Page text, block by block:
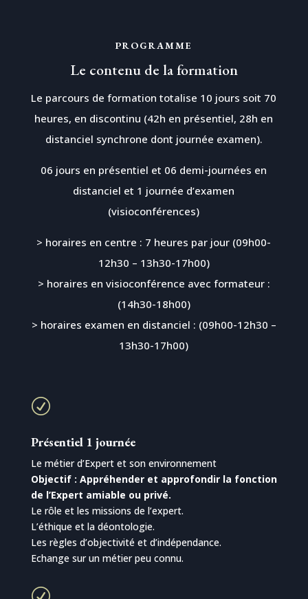
PROGRAMME
Le contenu de la formation
Le parcours de formation totalise 10 jours soit 70
heures, en discontinu (42h en présentiel, 28h en
distanciel synchrone dont journée examen).
06 jours en présentiel et 06 demi-journées en
distanciel et 1 journée d’examen
(visioconférences)
> horaires en centre : 7 heures par jour (09h00-
12h30 – 13h30-17h00)
> horaires en visioconférence avec formateur :
(14h30-18h00)
> horaires examen en distanciel : (09h00-12h30 –
13h30-17h00)
R
Présentiel 1 journée
Le métier d’Expert et son environnement
Objectif : Appréhender et approfondir la fonction
de l’Expert amiable ou privé.
Le rôle et les missions de l’expert.
L’éthique et la déontologie.
Les règles d’objectivité et d’indépendance.
Echange sur un métier peu connu.